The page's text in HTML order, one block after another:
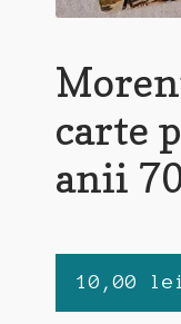
carte
anii
10,00 lei